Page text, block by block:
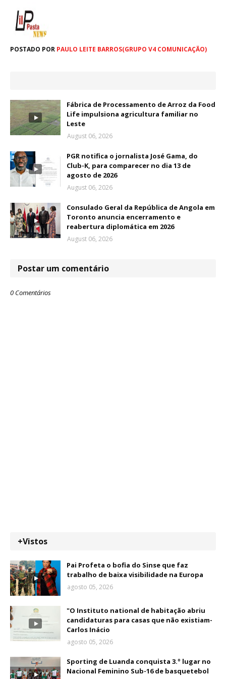
POSTADO POR PAULO LEITE BARROS(GRUPO V4 COMUNICAÇÃO)
Fábrica de Processamento de Arroz da Food
Life impulsiona agricultura familiar no
Leste
August 06, 2026
PGR notifica o jornalista José Gama, do
Club-K, para comparecer no dia 13 de
agosto de 2026
August 06, 2026
Consulado Geral da República de Angola em
Toronto anuncia encerramento e
reabertura diplomática em 2026
August 06, 2026
Postar um comentário
0 Comentários
+Vistos
Pai Profeta o bofia do Sinse que faz
trabalho de baixa visibilidade na Europa
agosto 05, 2026
"O Instituto national de habitação abriu
candidaturas para casas que não existiam-
Carlos Inácio
agosto 05, 2026
Sporting de Luanda conquista 3.º lugar no
Nacional Feminino Sub-16 de basquetebol